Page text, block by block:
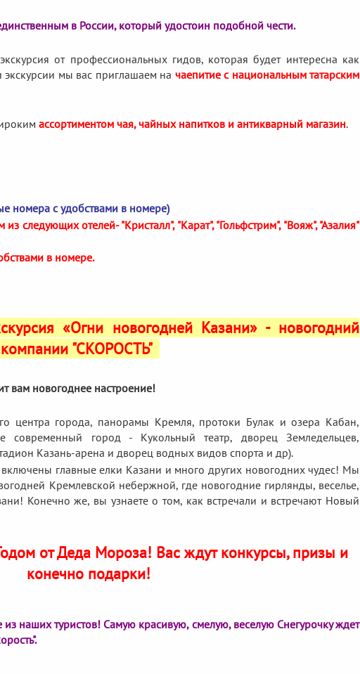
в России, который удостоин подобной чести.
от профессиональных гидов, которая будет интересна как
мы вас приглашаем на чаепитие с национальным татарским
ассортиментом чая, чайных напитков и антикварный магазин.
номера с удобствами в номере)
следующих отелей- "Кристалл", "Карат", "Гольфстрим", "Вояж", "Азалия"
в номере.
«Огни новогодней Казани» - новогодний
компании "СКОРОСТЬ"
вам новогоднее настроение!
центра города, панорамы Кремля, протоки Булак и озера Кабан,
современный город - Кукольный театр, дворец Земледельцев,
Казань-арена и дворец водных видов спорта и др).
главные елки Казани и много других новогодних чудес! Мы
Кремлевской небержной, где новогодние гирлянды, веселье,
Конечно же, вы узнаете о том, как встречали и встречают Новый
от Деда Мороза! Вас ждут конкурсы, призы и
конечно подарки!
наших туристов! Самую красивую, смелую, веселую Снегурочку ждет